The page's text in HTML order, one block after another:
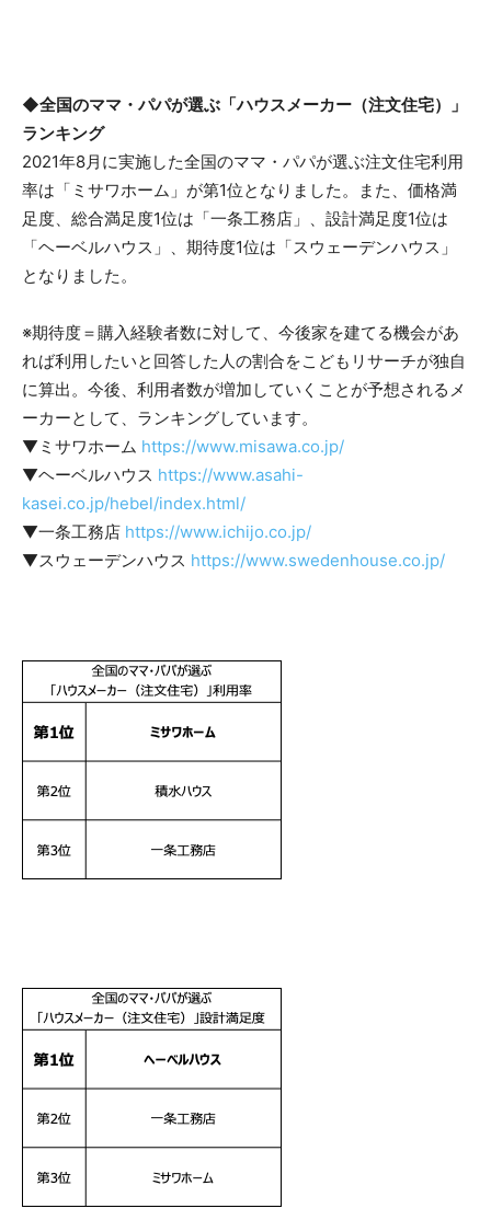
◆全国のママ・パパが選ぶ「ハウスメーカー（注文住宅）」
ランキング
2021年8月に実施した全国のママ・パパが選ぶ注文住宅利用
率は「ミサワホーム」が第1位となりました。また、価格満
足度、総合満足度1位は「一条工務店」、設計満足度1位は
「ヘーベルハウス」、期待度1位は「スウェーデンハウス」
となりました。
※期待度＝購入経験者数に対して、今後家を建てる機会があ
れば利用したいと回答した人の割合をこどもリサーチが独自
に算出。今後、利用者数が増加していくことが予想されるメ
ーカーとして、ランキングしています。
▼ミサワホーム https://www.misawa.co.jp/
▼ヘーベルハウス https://www.asahi-
kasei.co.jp/hebel/index.html/
▼一条工務店 https://www.ichijo.co.jp/
▼スウェーデンハウス https://www.swedenhouse.co.jp/